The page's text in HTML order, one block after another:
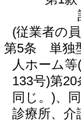
(従業者の
第5条
単独
人ホーム等
133号)第20
同じ。)、
診療所、介